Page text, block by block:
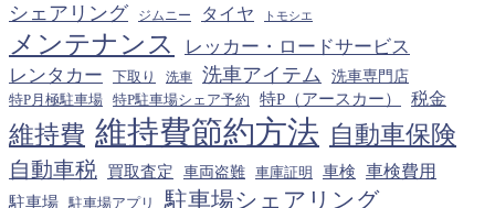
シェアリング ジムニー タイヤ トモシエ
メンテナンス
レッカー・ロードサービス
レンタカー
下取り 洗車 洗車アイテム
洗車専門店
特P月極駐車場
特P駐車場シェア予約 特P（アースカー） 税金
維持費 維持費節約方法 自動車保険
自動車税 買取査定 車両盗難 車庫証明 車検 車検費用
駐車場 駐車場アプリ 駐車場シェアリング